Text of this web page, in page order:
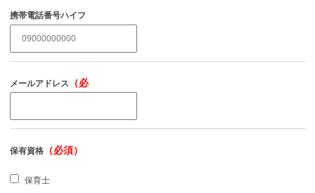
携帯電話番号ハイフ
ンなし（必須）
メールアドレス （必
保有資格（必須）
保育士